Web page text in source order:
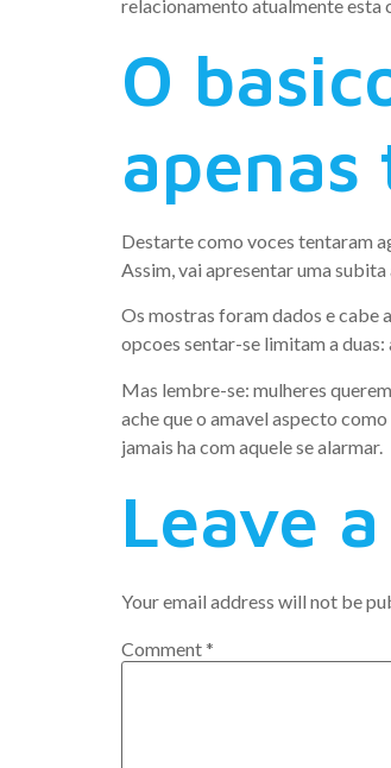
relacionamento atualmente esta
O
Destarte como voces tentaram
Assim, vai apresentar uma
Os mostras foram dados e cabe
opcoes sentar-se limitam a
Mas lembre-se: mulheres
ache que o amavel aspecto
jamais ha com aquele se alarmar.
Leave
Your email address will not be
Comment*